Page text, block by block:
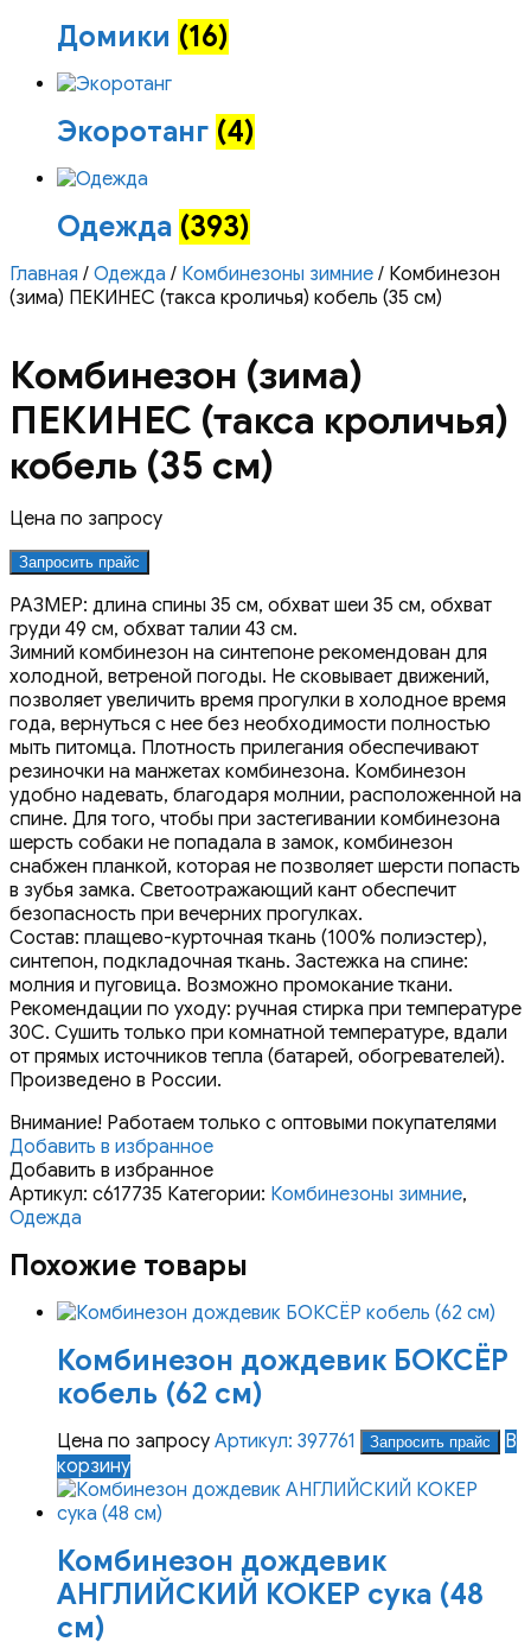
Домики (16)
Экоротанг (4)
Одежда (393)
Главная / Одежда / Комбинезоны зимние / Комбинезон
(зима) ПЕКИНЕС (такса кроличья) кобель (35 см)
Комбинезон (зима)
ПЕКИНЕС (такса кроличья)
кобель (35 см)
Цена по запросу
Запросить прайс
РАЗМЕР: длина спины 35 см, обхват шеи 35 см, обхват
груди 49 см, обхват талии 43 см.
Зимний комбинезон на синтепоне рекомендован для
холодной, ветреной погоды. Не сковывает движений,
позволяет увеличить время прогулки в холодное время
года, вернуться с нее без необходимости полностью
мыть питомца. Плотность прилегания обеспечивают
резиночки на манжетах комбинезона. Комбинезон
удобно надевать, благодаря молнии, расположенной на
спине. Для того, чтобы при застегивании комбинезона
шерсть собаки не попадала в замок, комбинезон
снабжен планкой, которая не позволяет шерсти попасть
в зубья замка. Светоотражающий кант обеспечит
безопасность при вечерних прогулках.
Состав: плащево-курточная ткань (100% полиэстер),
синтепон, подкладочная ткань. Застежка на спине:
молния и пуговица. Возможно промокание ткани.
Рекомендации по уходу: ручная стирка при температуре
30С. Сушить только при комнатной температуре, вдали
от прямых источников тепла (батарей, обогревателей).
Произведено в России.
Внимание! Работаем только с оптовыми покупателями
Добавить в избранное
Добавить в избранное
Артикул: с617735 Категории: Комбинезоны зимние,
Одежда
Похожие товары
Комбинезон дождевик БОКСЁР
кобель (62 см)
Цена по запросу Артикул: 397761 Запросить прайс
В
корзину
Комбинезон дождевик
АНГЛИЙСКИЙ КОКЕР сука (48
см)